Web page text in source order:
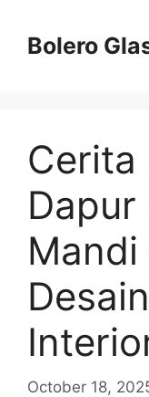
contentBolero
Cerita
Dapur
October 18,